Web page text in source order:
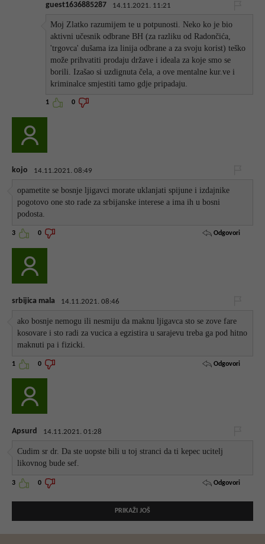
guest1636885287 14.11.2021. 11:21
Moj Zlatko razumijem te u potpunosti. Neko ko je bio
aktivni učesnik odbrane BH (za razliku od Radončića,
'trgovca' dušama iza linija odbrane a za svoju korist) teško
može prihvatiti prodaju države i ideala za koje smo se
borili. Izašao si uzdignuta čela, a ove mentalne kur.ve i
kriminalce smjestiti tamo gdje pripadaju.
1 0
kojo 14.11.2021. 08:49
opametite se bosnje ljigavci morate uklanjati spijune i izdajnike
pogotovo one sto rade za srbijanske interese a ima ih u bosni
podosta.
3 0 Odgovori
srbijica mala 14.11.2021. 08:46
ako bosnje nemogu ili nesmiju da maknu ljigavca sto se zove fare
kosovare i sto radi za vucica a egzistira u sarajevu treba ga pod hitno
maknuti pa i fizicki.
1 0 Odgovori
Apsurd 14.11.2021. 01:28
Cudim sr dr. Da ste uopste bili u toj stranci da ti kepec ucitelj
likovnog bude sef.
3 0 Odgovori
PRIKAŽI JOŠ